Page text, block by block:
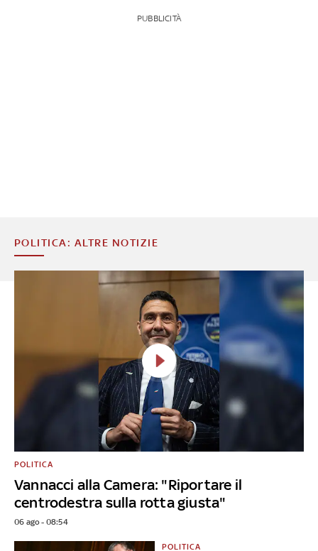
PUBBLICITÀ
POLITICA: ALTRE NOTIZIE
Vannacci alla Camera: "Riportare il
centrodestra sulla rotta giusta"
POLITICA
06 ago - 08:54
POLITICA